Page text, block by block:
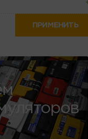
ПРИМЕНИТЬ